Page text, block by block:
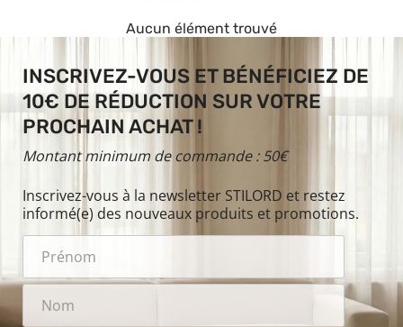
Aucun élément trouvé
INSCRIVEZ-VOUS ET BÉNÉFICIEZ DE
10€ DE RÉDUCTION SUR VOTRE
PROCHAIN ACHAT !
Montant minimum de commande : 50€
Inscrivez-vous à la newsletter STILORD et restez
informé(e) des nouveaux produits et promotions.